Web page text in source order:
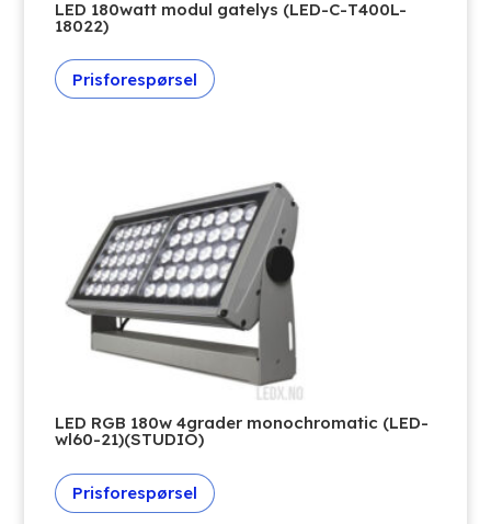
LED 180watt modul gatelys (LED-C-T400L-
18022)
Prisforespørsel
LED RGB 180w 4grader monochromatic (LED-
wl60-21)(STUDIO)
Prisforespørsel